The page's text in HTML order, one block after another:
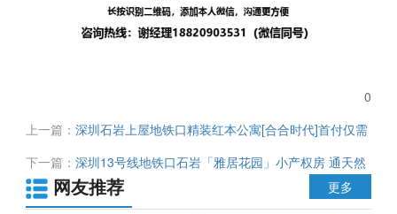
0
上一篇：深圳石岩上屋地铁口精装红本公寓[合合时代]首付仅需
49万起 通天然气 13号线与6号线直连 到南山北站福田非常方便
下一篇：深圳13号线地铁口石岩「雅居花园」小产权房 通天然
气 带停车场 首付仅需25.8万起 可无条件分期
网友推荐 更多